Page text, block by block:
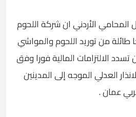
المحامي الأردني ان شركة اللحوم
طائلة من توريد اللحوم والمواشي
تسدد الالتزامات المالية فورا وفق
العدلي الموجه إلى المدينين
عمان .